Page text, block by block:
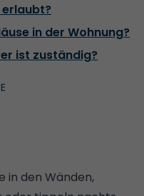
erlaubt?
in der Wohnung?
ist zuständig?
in den Wänden,